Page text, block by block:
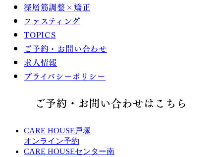
深層筋調整×矯正
ファスティング
TOPICS
ご予約・お問い合わせ
求人情報
プライバシーポリシー
ご予約・お問い合わせはこちら
CARE HOUSE戸塚
オンライン予約
CARE HOUSEセンター南